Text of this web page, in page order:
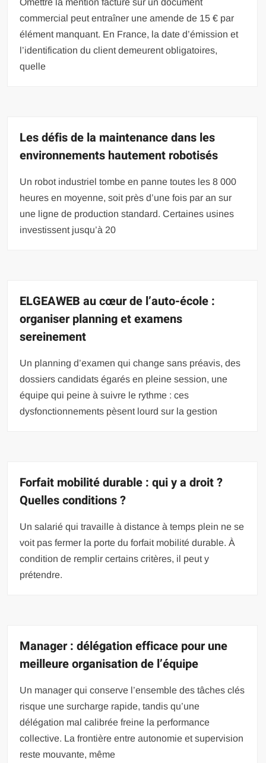
commercial peut entraîner une amende de 15 € par
élément manquant. En France, la date d’émission et
l’identification du client demeurent obligatoires,
quelle
Les défis de la maintenance dans les
environnements hautement robotisés
Un robot industriel tombe en panne toutes les 8 000
heures en moyenne, soit près d’une fois par an sur
une ligne de production standard. Certaines usines
investissent jusqu’à 20
ELGEAWEB au cœur de l’auto-école :
organiser planning et examens
sereinement
Un planning d’examen qui change sans préavis, des
dossiers candidats égarés en pleine session, une
équipe qui peine à suivre le rythme : ces
dysfonctionnements pèsent lourd sur la gestion
Forfait mobilité durable : qui y a droit ?
Quelles conditions ?
Un salarié qui travaille à distance à temps plein ne se
voit pas fermer la porte du forfait mobilité durable. À
condition de remplir certains critères, il peut y
prétendre.
Manager : délégation efficace pour une
meilleure organisation de l’équipe
Un manager qui conserve l’ensemble des tâches clés
risque une surcharge rapide, tandis qu’une
délégation mal calibrée freine la performance
collective. La frontière entre autonomie et supervision
reste mouvante, même